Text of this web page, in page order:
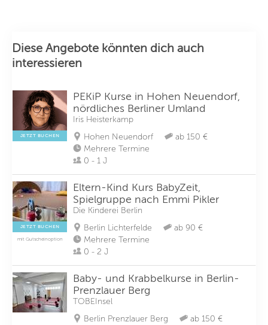
Diese Angebote könnten dich auch
interessieren
JETZT BUCHEN
PEKiP Kurse in Hohen Neuendorf,
nördliches Berliner Umland
Iris Heisterkamp
Hohen Neuendorf
ab 150 €
Mehrere Termine
0 - 1 J
JETZT BUCHEN
mit Gutscheinoption
Eltern-Kind Kurs BabyZeit,
Spielgruppe nach Emmi Pikler
Die Kinderei Berlin
Berlin Lichterfelde
ab 90 €
Mehrere Termine
0 - 2 J
Baby- und Krabbelkurse in Berlin-
Prenzlauer Berg
TOBEInsel
Berlin Prenzlauer Berg
ab 150 €